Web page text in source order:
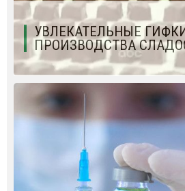
УВЛЕКАТЕЛЬНЫЕ
ПРОИЗВОДСТВА